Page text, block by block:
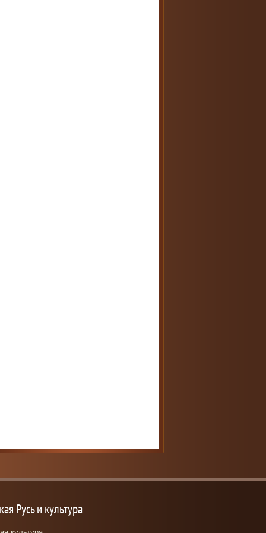
Русь и культура